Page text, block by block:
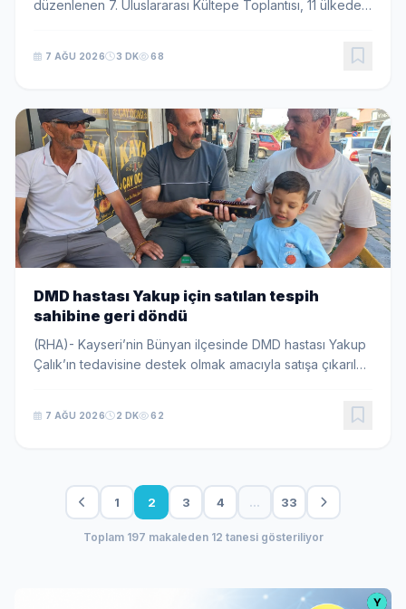
düzenlenen 7. Uluslararası Kültepe Toplantısı, 11 ülkeden
7 AĞU 2026 3 DK 68
DMD hastası Yakup için satılan tespih
sahibine geri döndü
(RHA)- Kayseri’nin Bünyan ilçesinde DMD hastası Yakup
Çalık’ın tedavisine destek olmak amacıyla satışa çıkarılan
7 AĞU 2026 2 DK 62
1 2 3 4 … 33
Toplam 197 makaleden 12 tanesi gösteriliyor